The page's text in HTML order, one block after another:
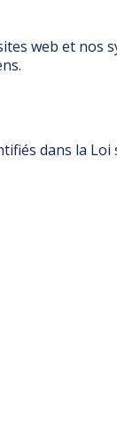
web et nos
dans la